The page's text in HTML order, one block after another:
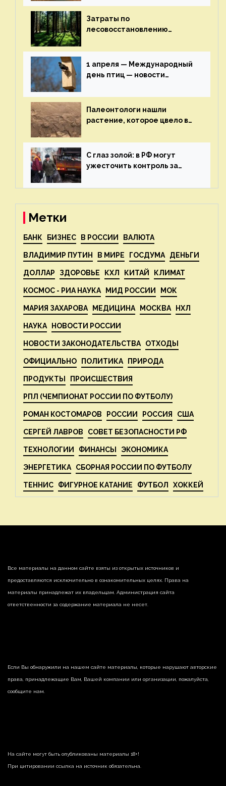
здоровье — новости
экологии на ECOportal
Затраты по
лесовосстановлению
строительства — новости
экологии на ECOportal
1 апреля — Международный
день птиц — новости
Палеонтологи нашли
растение, которое цвело в
экологии на ECOportal
С глаз золой: в РФ могут
ужесточить контроль за
— новости экологии на
Метки
БАНК БИЗНЕС В РОССИИ ВАЛЮТА
ВЛАДИМИР ПУТИН В МИРЕ ГОСДУМА ДЕНЬГИ
ДОЛЛАР ЗДОРОВЬЕ КХЛ КИТАЙ КЛИМАТ
КОСМОС - РИА НАУКА МИД РОССИИ МОК
МАРИЯ ЗАХАРОВА МЕДИЦИНА МОСКВА НХЛ
НАУКА НОВОСТИ РОССИИ
НОВОСТИ ЗАКОНОДАТЕЛЬСТВА ОТХОДЫ
ОФИЦИАЛЬНО ПОЛИТИКА ПРИРОДА
ПРОДУКТЫ ПРОИСШЕСТВИЯ
РПЛ (ЧЕМПИОНАТ РОССИИ ПО ФУТБОЛУ)
РОМАН КОСТОМАРОВ РОССИИ РОССИЯ США
СЕРГЕЙ ЛАВРОВ СОВЕТ БЕЗОПАСНОСТИ РФ
ТЕХНОЛОГИИ ФИНАНСЫ ЭКОНОМИКА
ЭНЕРГЕТИКА СБОРНАЯ РОССИИ ПО ФУТБОЛУ
ТЕННИС ФИГУРНОЕ КАТАНИЕ ФУТБОЛ ХОККЕЙ
Все материалы на данном сайте взяты из открытых источников и
предоставляются исключительно в ознакомительных целях. Права на
материалы принадлежат их владельцам. Администрация сайта
ответственности за содержание материала не несет.
Если Вы обнаружили на нашем сайте материалы, которые нарушают авторские
права, принадлежащие Вам, Вашей компании или организации, пожалуйста,
сообщите нам.
На сайте могут быть опубликованы материалы 18+!
При цитировании ссылка на источник обязательна.